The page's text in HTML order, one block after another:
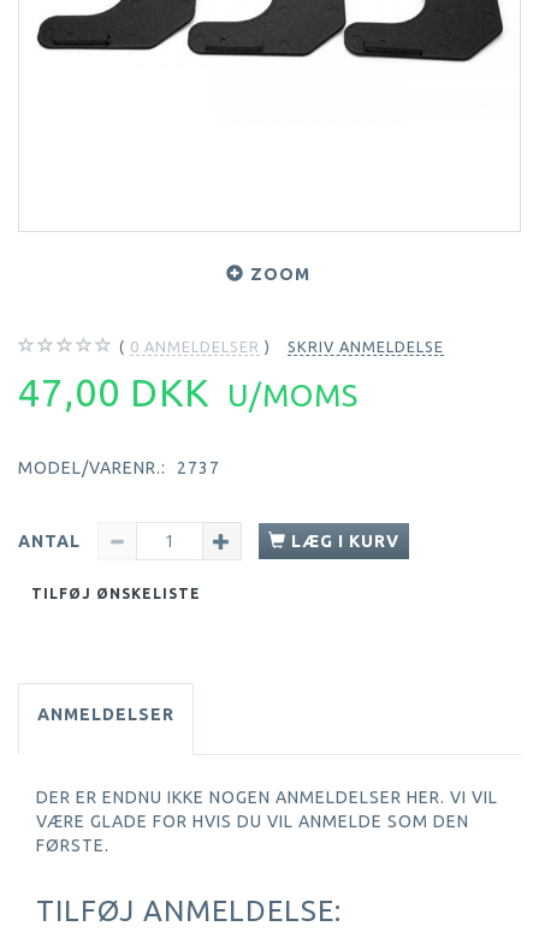
ZOOM
0 ANMELDELSER SKRIV ANMELDELSE
47,00 DKK U/MOMS
MODEL/VARENR.: 2737
ANTAL LÆG I KURV
TILFØJ ØNSKELISTE
ANMELDELSER
DER ER ENDNU IKKE NOGEN ANMELDELSER HER. VI VIL
VÆRE GLADE FOR HVIS DU VIL ANMELDE SOM DEN
FØRSTE.
TILFØJ ANMELDELSE: